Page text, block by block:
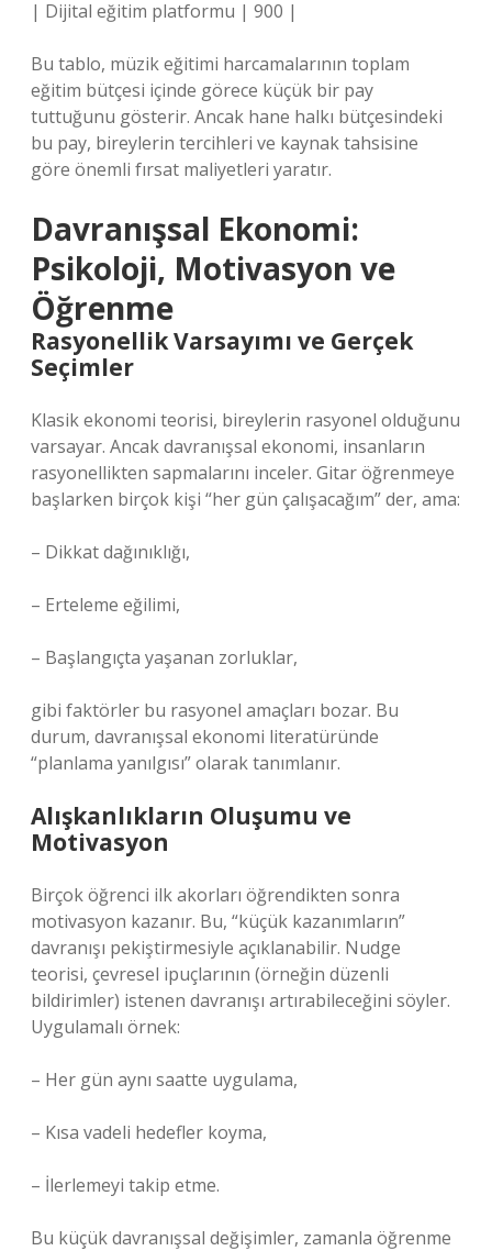
| Dijital eğitim platformu | 900 |
Bu tablo, müzik eğitimi harcamalarının toplam
eğitim bütçesi içinde görece küçük bir pay
tuttuğunu gösterir. Ancak hane halkı bütçesindeki
bu pay, bireylerin tercihleri ve kaynak tahsisine
göre önemli fırsat maliyetleri yaratır.
Davranışsal Ekonomi:
Psikoloji, Motivasyon ve
Öğrenme
Rasyonellik Varsayımı ve Gerçek
Seçimler
Klasik ekonomi teorisi, bireylerin rasyonel olduğunu
varsayar. Ancak davranışsal ekonomi, insanların
rasyonellikten sapmalarını inceler. Gitar öğrenmeye
başlarken birçok kişi “her gün çalışacağım” der, ama:
– Dikkat dağınıklığı,
– Erteleme eğilimi,
– Başlangıçta yaşanan zorluklar,
gibi faktörler bu rasyonel amaçları bozar. Bu
durum, davranışsal ekonomi literatüründe
“planlama yanılgısı” olarak tanımlanır.
Alışkanlıkların Oluşumu ve
Motivasyon
Birçok öğrenci ilk akorları öğrendikten sonra
motivasyon kazanır. Bu, “küçük kazanımların”
davranışı pekiştirmesiyle açıklanabilir. Nudge
teorisi, çevresel ipuçlarının (örneğin düzenli
bildirimler) istenen davranışı artırabileceğini söyler.
Uygulamalı örnek:
– Her gün aynı saatte uygulama,
– Kısa vadeli hedefler koyma,
– İlerlemeyi takip etme.
Bu küçük davranışsal değişimler, zamanla öğrenme